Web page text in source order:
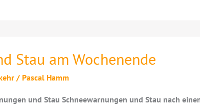
Stau am Wochenende
/ Pascal Hamm
und Stau Schneewarnungen und Stau nach